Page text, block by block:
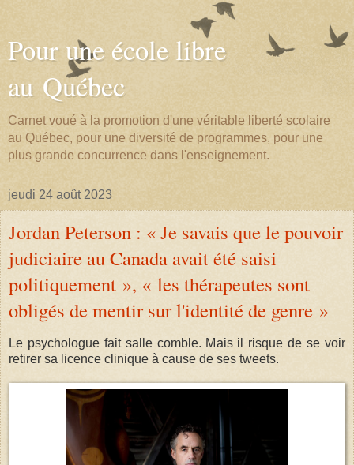
Pour une école libre
au Québec
Carnet voué à la promotion d'une véritable liberté scolaire
au Québec, pour une diversité de programmes, pour une
plus grande concurrence dans l'enseignement.
jeudi 24 août 2023
Jordan Peterson : « Je savais que le pouvoir
judiciaire au Canada avait été saisi
politiquement », « les thérapeutes sont
obligés de mentir sur l'identité de genre »
Le psychologue fait salle comble. Mais il risque de se voir
retirer sa licence clinique à cause de ses tweets.